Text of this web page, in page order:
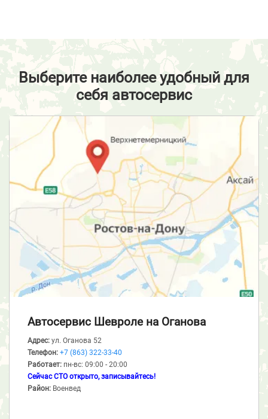
Выберите наиболее удобный для
себя автосервис
Автосервис Шевроле на Оганова
Адрес: ул. Оганова 52
Телефон: +7 (863) 322-33-40
Работает: пн-вс: 09:00 - 20:00
Сейчас СТО открыто, записывайтесь!
Район: Военвед